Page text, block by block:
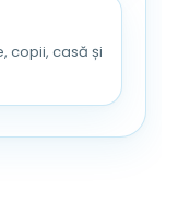
copii, casă și